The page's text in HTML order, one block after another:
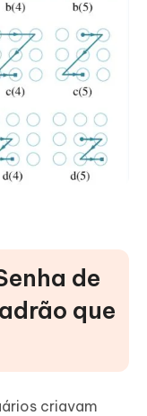
de
que
criavam